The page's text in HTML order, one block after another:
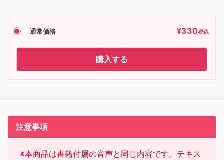
通常価格 ¥330税込
購入する
注意事項
※本商品は書籍付属の音声と同じ内容です。テキス